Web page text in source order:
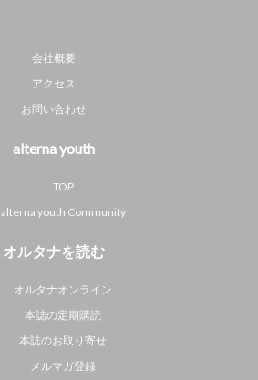
会社概要
アクセス
お問い合わせ
alterna youth
TOP
alterna youth Community
オルタナを読む
オルタナオンライン
本誌の定期購読
本誌のお取り寄せ
メルマガ登録